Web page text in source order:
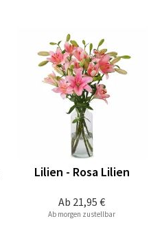
Ab 21,95 €
Lilien - Rosa Lilien
Ab morgen zustellbar